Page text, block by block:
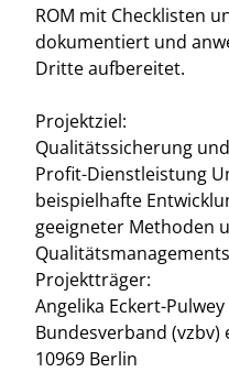
ROM mit Checklisten
dokumentiert und
Dritte aufbereitet.
Projektziel:
Qualitätssicherung
Profit-Dienstleistung
beispielhafte
geeigneter Methoden
Qualitätsmanagements
Projektträger:
Angelika Eckert-
Bundesverband (vzbv)
10969 Berlin